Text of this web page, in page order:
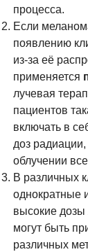
процесса.
Если
появлению
из-за её
применяется
лучевая
пациентов
включать в
доз
облучении
В различных
однократные
высокие дозы
могут быть
различных